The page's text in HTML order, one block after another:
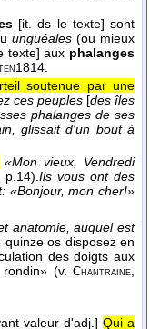
[it. ds le texte] sont
unguéales(ou mieux
texte] aux phalanges
1814.
soutenue par une
ces peuples [des îles
phalanges de ses
glissait d'un bout à
«Mon vieux, Vendredi
p.14).Ils vous ont des
«Bonjour, mon cher!»
anatomie, auquel est
os disposez en
des doigts aux
(v. Chantraine,
valeur d'adj.] Qui a